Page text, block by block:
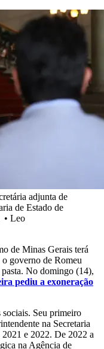
adjunta de
de Estado de
• Leo
de Minas Gerais terá
governo de Romeu
No domingo (14),
pediu a exoneração
Seu primeiro
na Secretaria
e 2022. De 2022 a
na Agência de